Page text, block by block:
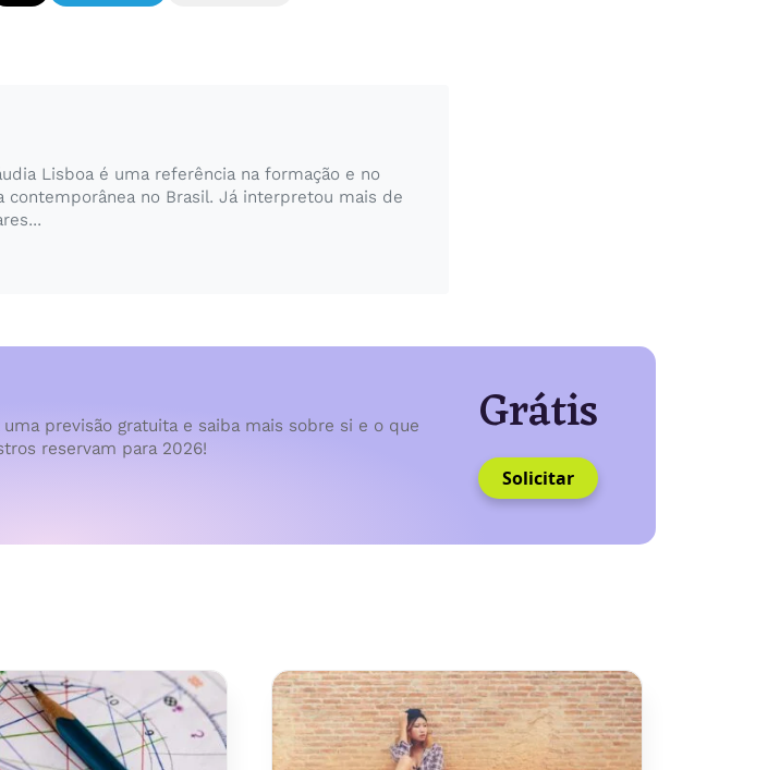
Lisboa é uma referência na formação e no
contemporânea no Brasil. Já interpretou mais de
uma previsão gratuita e saiba mais sobre si e o que
reservam para 2026!
Grátis
Solicitar